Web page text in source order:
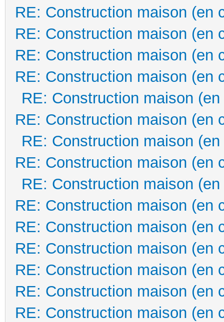
RE: Construction maison (en
RE: Construction maison (en
RE: Construction maison (en
RE: Construction maison (en
RE: Construction maison
RE: Construction maison (en
RE: Construction maison
RE: Construction maison (en
RE: Construction maison
RE: Construction maison (en
RE: Construction maison (en
RE: Construction maison (en
RE: Construction maison (en
RE: Construction maison (en
RE: Construction maison (en